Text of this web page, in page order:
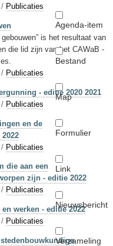
Agenda-item
Bestand
Map
Formulier
Link
Nieuwsbericht
Verzameling
/ Publicaties
is het resultaat van
die lid zijn van het CAWaB -
/ Publicaties
- editie 2020 2021
/ Publicaties
en de
/ Publicaties
die aan een
zijn - editie 2022
/ Publicaties
werken - editie 2022
/ Publicaties